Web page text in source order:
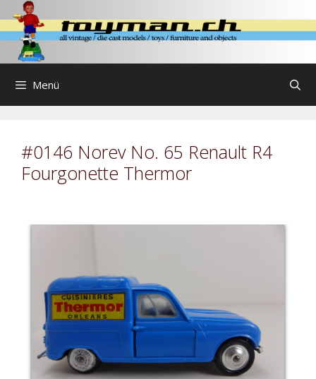
Zum
Inhalt
springen
Menü
#0146 Norev No. 65 Renault R4
Fourgonette Thermor